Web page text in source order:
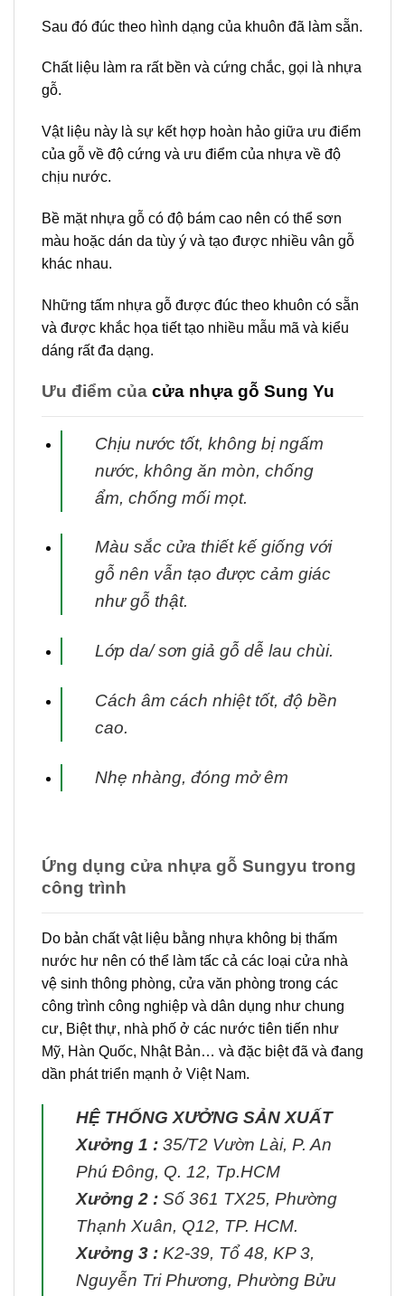
Sau đó đúc theo hình dạng của khuôn đã làm sẵn.
Chất liệu làm ra rất bền và cứng chắc, gọi là nhựa
gỗ.
Vật liệu này là sự kết hợp hoàn hảo giữa ưu điểm
của gỗ về độ cứng và ưu điểm của nhựa về độ
chịu nước.
Bề mặt nhựa gỗ có độ bám cao nên có thể sơn
màu hoặc dán da tùy ý và tạo được nhiều vân gỗ
khác nhau.
Những tấm nhựa gỗ được đúc theo khuôn có sẵn
và được khắc họa tiết tạo nhiều mẫu mã và kiểu
dáng rất đa dạng.
Ưu điểm của cửa nhựa gỗ Sung Yu
Chịu nước tốt, không bị ngấm
nước, không ăn mòn, chống
ẩm, chống mối mọt.
Màu sắc cửa thiết kế giống với
gỗ nên vẫn tạo được cảm giác
như gỗ thật.
Lớp da/ sơn giả gỗ dễ lau chùi.
Cách âm cách nhiệt tốt, độ bền
cao.
Nhẹ nhàng, đóng mở êm
Ứng dụng cửa nhựa gỗ Sungyu trong
công trình
Do bản chất vật liệu bằng nhựa không bị thấm
nước hư nên có thể làm tấc cả các loại cửa nhà
vệ sinh thông phòng, cửa văn phòng trong các
công trình công nghiệp và dân dụng như chung
cư, Biệt thự, nhà phố ở các nước tiên tiến như
Mỹ, Hàn Quốc, Nhật Bản… và đặc biệt đã và đang
dần phát triển mạnh ở Việt Nam.
HỆ THỐNG XƯỞNG SẢN XUẤT
Xưởng 1 : 35/T2 Vườn Lài, P. An
Phú Đông, Q. 12, Tp.HCM
Xưởng 2 : Số 361 TX25, Phường
Thạnh Xuân, Q12, TP. HCM.
Xưởng 3 : K2-39, Tổ 48, KP 3,
Nguyễn Tri Phương, Phường Bửu